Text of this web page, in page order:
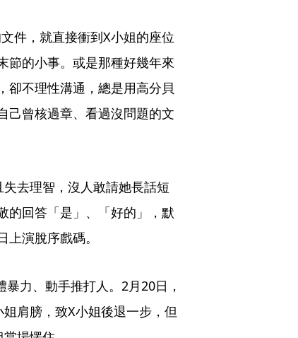
件，就直接衝到X小姐的座位
節的小事。或是那種好幾年來
卻不理性溝通，總是用高分貝
己曾核過章、看過沒問題的文
去理智，沒人敢請她長話短
的回答「是」、「好的」，默
演脫序戲碼。
力、動手推打人。2月20日，
肩膀，致X小姐後退一步，但